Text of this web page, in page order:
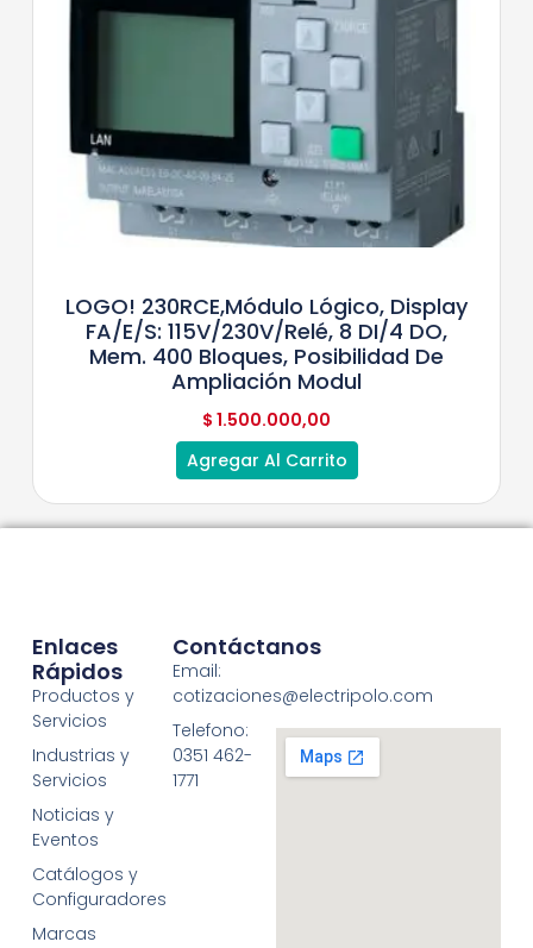
LOGO! 230RCE,módulo Lógico, Display
FA/E/S: 115V/230V/relé, 8 DI/4 DO,
Mem. 400 Bloques, Posibilidad De
Ampliación Modul
$ 1.500.000,00
Agregar Al Carrito
Enlaces
Rápidos
Productos y
Servicios
Industrias y
Servicios
Noticias y
Eventos
Catálogos y
Configuradores
Marcas
Contáctanos
Email:
cotizaciones@electripolo.com
Telefono:
0351 462-
1771